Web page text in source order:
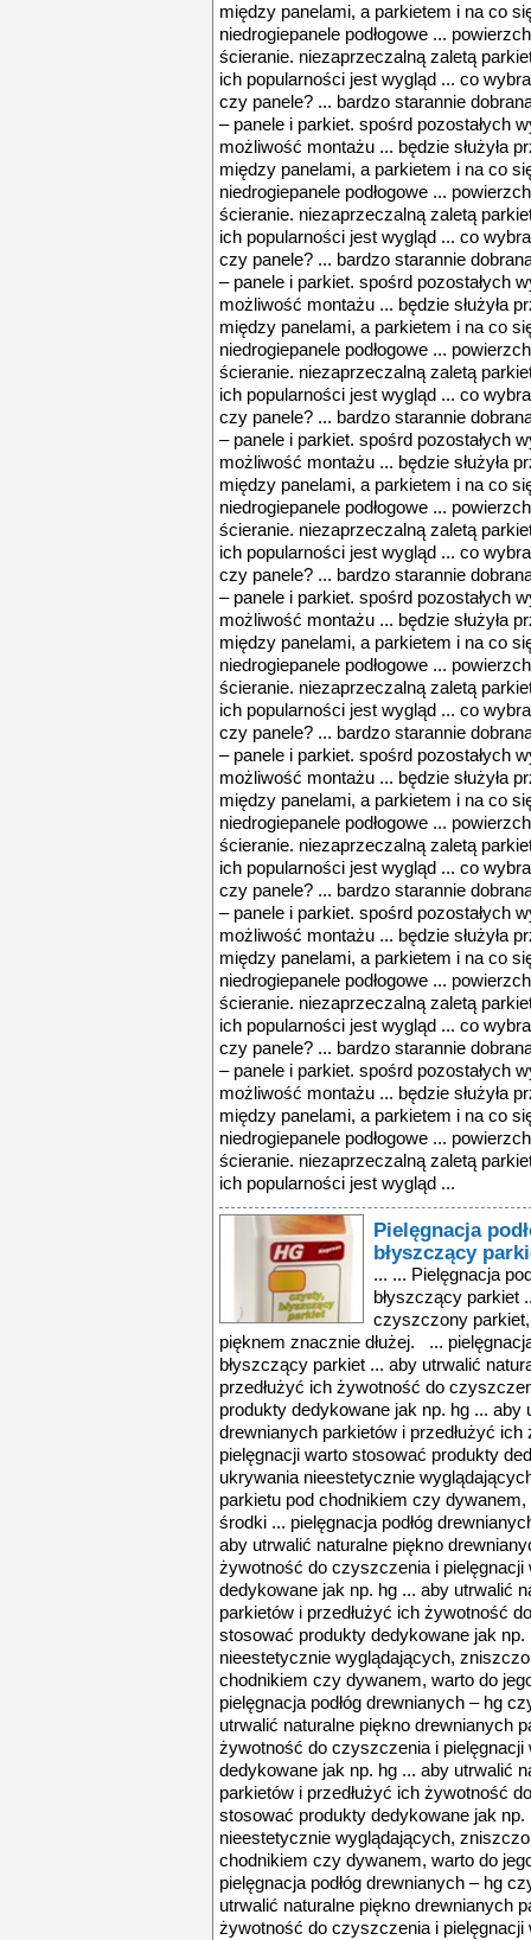
między panelami, a parkietem i na co
niedrogiepanele podłogowe ...
ścieranie. niezaprzeczalną zaletą
ich popularności jest wygląd ... co
czy panele? ... bardzo starannie
– panele i parkiet. spośrd pozostałych
możliwość montażu ... będzie służyła
między panelami, a parkietem i na co
niedrogiepanele podłogowe ...
ścieranie. niezaprzeczalną zaletą
ich popularności jest wygląd ... co
czy panele? ... bardzo starannie
– panele i parkiet. spośrd pozostałych
możliwość montażu ... będzie służyła
między panelami, a parkietem i na co
niedrogiepanele podłogowe ...
ścieranie. niezaprzeczalną zaletą
ich popularności jest wygląd ... co
czy panele? ... bardzo starannie
– panele i parkiet. spośrd pozostałych
możliwość montażu ... będzie służyła
między panelami, a parkietem i na co
niedrogiepanele podłogowe ...
ścieranie. niezaprzeczalną zaletą
ich popularności jest wygląd ... co
czy panele? ... bardzo starannie
– panele i parkiet. spośrd pozostałych
możliwość montażu ... będzie służyła
między panelami, a parkietem i na co
niedrogiepanele podłogowe ...
ścieranie. niezaprzeczalną zaletą
ich popularności jest wygląd ... co
czy panele? ... bardzo starannie
– panele i parkiet. spośrd pozostałych
możliwość montażu ... będzie służyła
między panelami, a parkietem i na co
niedrogiepanele podłogowe ...
ścieranie. niezaprzeczalną zaletą
ich popularności jest wygląd ... co
czy panele? ... bardzo starannie
– panele i parkiet. spośrd pozostałych
możliwość montażu ... będzie służyła
między panelami, a parkietem i na co
niedrogiepanele podłogowe ...
ścieranie. niezaprzeczalną zaletą
ich popularności jest wygląd ... co
czy panele? ... bardzo starannie
– panele i parkiet. spośrd pozostałych
możliwość montażu ... będzie służyła
między panelami, a parkietem i na co
niedrogiepanele podłogowe ...
ścieranie. niezaprzeczalną zaletą
ich popularności jest wygląd ...
Pielęgnacja
błyszczący
... ... Pielęgnacja
błyszczący parkiet
czyszczony
pięknem znacznie dłużej. ...
błyszczący parkiet ... aby utrwalić
przedłużyć ich żywotność do
produkty dedykowane jak np. hg ... aby
drewnianych parkietów i przedłużyć
pielęgnacji warto stosować produkty
ukrywania nieestetycznie
parkietu pod chodnikiem czy
środki ... pielęgnacja podłóg
aby utrwalić naturalne piękno
żywotność do czyszczenia i
dedykowane jak np. hg ... aby utrwalić
parkietów i przedłużyć ich żywotność
stosować produkty dedykowane jak
nieestetycznie wyglądających,
chodnikiem czy dywanem, warto do
pielęgnacja podłóg drewnianych – hg
utrwalić naturalne piękno drewnianych
żywotność do czyszczenia i
dedykowane jak np. hg ... aby utrwalić
parkietów i przedłużyć ich żywotność
stosować produkty dedykowane jak
nieestetycznie wyglądających,
chodnikiem czy dywanem, warto do
pielęgnacja podłóg drewnianych – hg
utrwalić naturalne piękno drewnianych
żywotność do czyszczenia i